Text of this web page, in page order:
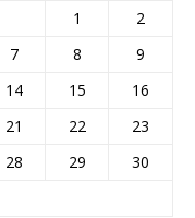
1
2
7 8
9
14 15
16
21 22
23
28 29
30